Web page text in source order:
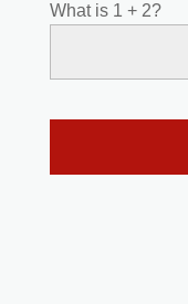
What is 1 + 2?